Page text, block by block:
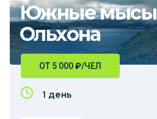
Южные мысы
Ольхона
ОТ 5 000₽/ЧЕЛ
1 день